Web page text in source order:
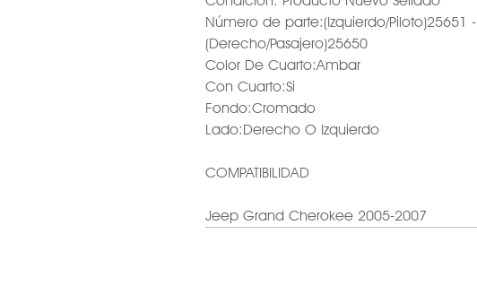
Número de parte:(Izquierdo/Piloto)25651 -
(Derecho/Pasajero)25650
Color De Cuarto:Ambar
Con Cuarto:Si
Fondo:Cromado
Lado:Derecho O Izquierdo
COMPATIBILIDAD
Jeep Grand Cherokee 2005-2007